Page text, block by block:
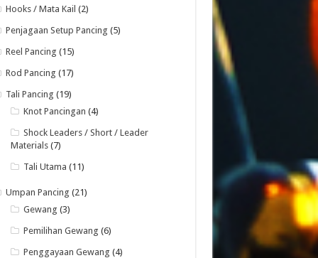
Hooks / Mata Kail (2)
Penjagaan Setup Pancing (5)
Reel Pancing (15)
Rod Pancing (17)
Tali Pancing (19)
Knot Pancingan (4)
Shock Leaders / Short / Leader
Materials(7)
Tali Utama (11)
Umpan Pancing (21)
Gewang (3)
Pemilihan Gewang (6)
Penggayaan Gewang (4)